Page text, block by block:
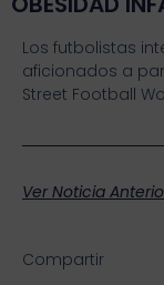
Los futbolistas
aficionados a
Street Football
Ver Noticia
Compartir